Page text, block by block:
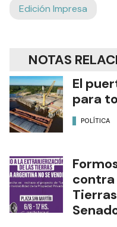
Edición Impresa
NOTAS
El
para
POLÍTICA
contra